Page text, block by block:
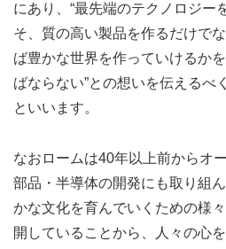
にあり、“最先端のテクノロジー
そ、質の高い製品を作るだけで
ば豊かな世界を作っていけるか
ばならない”との想いを伝えるべ
といいます。
なおロームは40年以上前からオ
部品・半導体の開発にも取り組
かな文化を育んでいくための様
開していることから、人々の心